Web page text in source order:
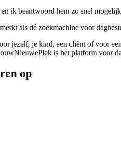
ik beantwoord hem zo snel
als dé zoekmachine voor
jezelf, je kind, een cliënt of voor
is het platform voor
op